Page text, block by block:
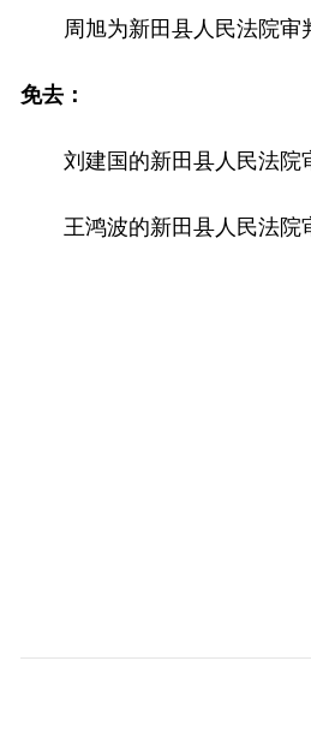
周旭为新田县人民法院审
免去：
刘建国的新田县人民法院
王鸿波的新田县人民法院